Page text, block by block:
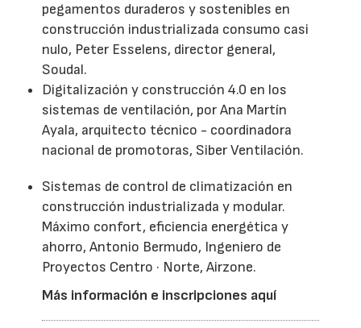
pegamentos duraderos y sostenibles en
construcción industrializada consumo casi
nulo, Peter Esselens, director general,
Soudal.
Digitalización y construcción 4.0 en los
sistemas de ventilación, por Ana Martín
Ayala, arquitecto técnico - coordinadora
nacional de promotoras, Siber Ventilación.
Sistemas de control de climatización en
construcción industrializada y modular.
Máximo confort, eficiencia energética y
ahorro, Antonio Bermudo, Ingeniero de
Proyectos Centro · Norte, Airzone.
Más información e inscripciones aquí